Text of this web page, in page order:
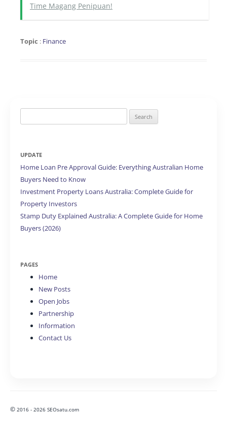
Time Magang Penipuan!
Topic : Finance
for:
UPDATE
Home Loan Pre Approval Guide: Everything Australian Home
Buyers Need to Know
Investment Property Loans Australia: Complete Guide for
Property Investors
Stamp Duty Explained Australia: A Complete Guide for Home
Buyers (2026)
PAGES
Home
New Posts
Open Jobs
Partnership
Information
Contact Us
© 2016 - 2026 SEOsatu.com